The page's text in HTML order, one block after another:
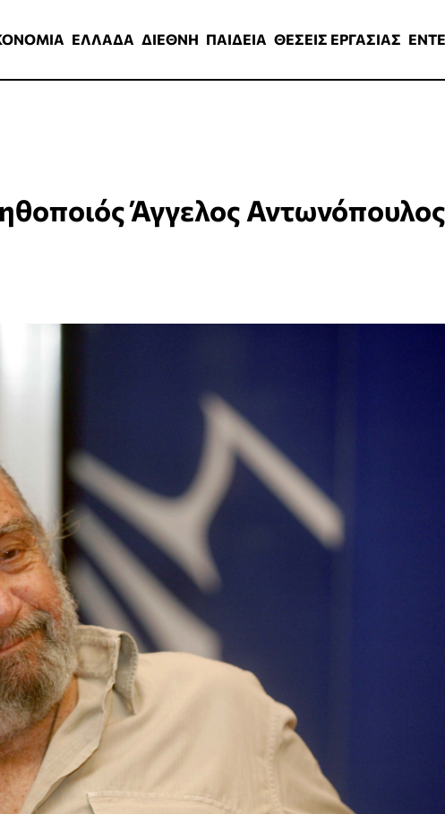
ΕΛΛΑΔΑ ΔΙΕΘΝΗ ΠΑΙΔΕΙΑ ΘΕΣΕΙΣ ΕΡΓΑΣΙΑΣ
Άγγελος Αντωνόπουλος